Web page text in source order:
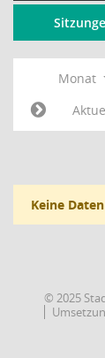
Monat
Keine
© 2025